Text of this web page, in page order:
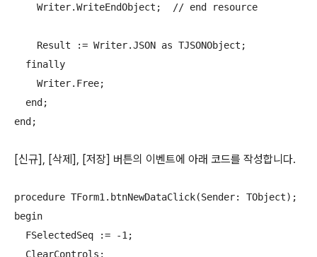
    Writer.WriteEndObject;  // end resource
    Result := Writer.JSON as TJSONObject;
  finally
    Writer.Free;
  end;
end;
[신규], [삭제], [저장] 버튼의 이벤트에 아래 코드를 작성합니다.
procedure TForm1.btnNewDataClick(Sender: TObject);
begin
  FSelectedSeq := -1;
  ClearControls;